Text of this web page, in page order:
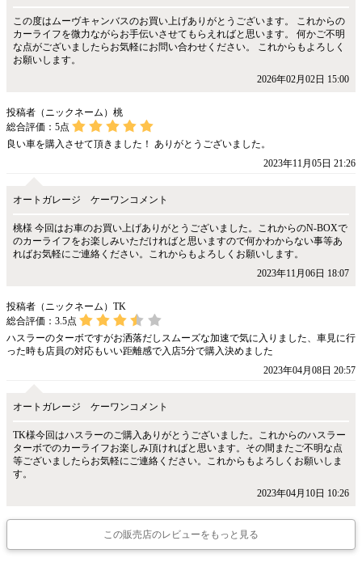
この度はムーヴキャンバスのお買い上げありがとうございます。 これからの
カーライフを微力ながらお手伝いさせてもらえればと思います。 何かご不明
な点がございましたらお気軽にお問い合わせください。 これからもよろしく
お願いします。
2026年02月02日 15:00
投稿者（ニックネーム）桃
総合評価： 5点
良い車を購入させて頂きました！ ありがとうございました。
2023年11月05日 21:26
オートガレージ ケーワンコメント
桃様 今回はお車のお買い上げありがとうございました。これからのN-BOXで
のカーライフをお楽しみいただければと思いますので何かわからない事等あ
ればお気軽にご連絡ください。これからもよろしくお願いします。
2023年11月06日 18:07
投稿者（ニックネーム）TK
総合評価： 3.5点
ハスラーのターボですがお洒落だしスムーズな加速で気に入りました、車見に行
った時も店員の対応もいい距離感で入店5分で購入決めました
2023年04月08日 20:57
オートガレージ ケーワンコメント
TK様今回はハスラーのご購入ありがとうございました。これからのハスラー
ターボでのカーライフお楽しみ頂ければと思います。その間またご不明な点
等ございましたらお気軽にご連絡ください。これからもよろしくお願いしま
す。
2023年04月10日 10:26
この販売店のレビューをもっと見る